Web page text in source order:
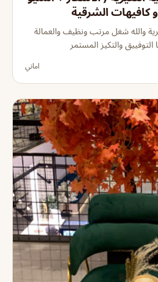
كافيهات الشرقية
والله شغل مرتب ونظيف والعمالة
والتكيز المستمر
اماني